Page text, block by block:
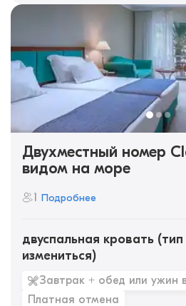
Двухместный номер
видом на море
1 Подробнее
двуспальная кровать
измениться)
Завтрак + обед или ужин
Платная отмена